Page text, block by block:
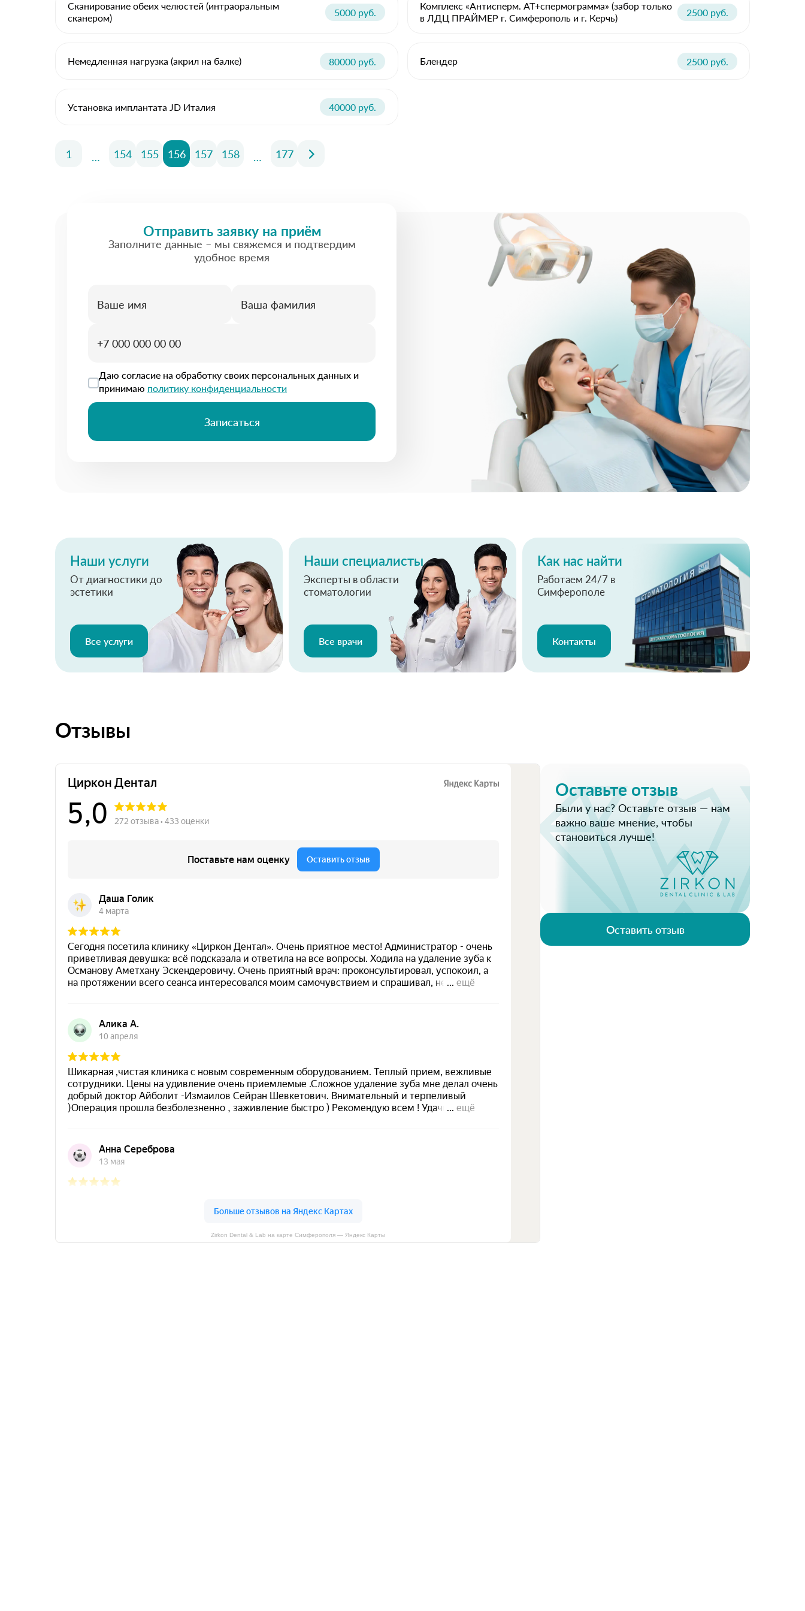
Сканирование обеих челюстей (интраоральным
сканером)
5000 руб.
Комплекс «Антисперм. АТ+спермограмма» (забор только
в ЛДЦ ПРАЙМЕР г. Симферополь и г. Керчь)
2500 руб.
Немедленная нагрузка (акрил на балке) 80000 руб. Блендер 2500 руб.
Установка имплантата JD Италия 40000 руб.
1 … 154 155 156 157 158 … 177
Отправить заявку на приём
Заполните данные – мы свяжемся и подтвердим
удобное время
Даю согласие на обработку своих персональных данных и
принимаю политику конфиденциальности
Записаться
Наши услуги
От диагностики до
эстетики
Все услуги
Наши специалисты
Эксперты в области
стоматологии
Все врачи
Как нас найти
Работаем 24/7 в
Симферополе
Контакты
Отзывы
Zirkon Dental & Lab на карте Симферополя — Яндекс Карты
Оставьте отзыв
Были у нас? Оставьте отзыв — нам
важно ваше мнение, чтобы
становиться лучше!
Оставить отзыв